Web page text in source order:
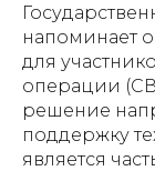
напоминает
для
операции
решение
поддержку
является